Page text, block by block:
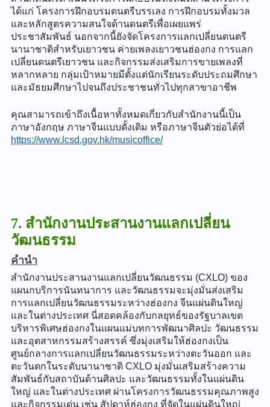
ได้แก่ โครงการฝึกอบรมดนตรีบรรเลง การฝึกอบรมทั้งมวล
และหลักสูตรความสนใจด้านดนตรีเพื่อเผยแพร่
ประชาสัมพันธ์ นอกจากนี้ยังจัดโครงการแลกเปลี่ยนดนตรี
นานาชาติสำหรับเยาวชน ค่ายเพลงเยาวชนฮ่องกง การแลก
เปลี่ยนดนตรีเยาวชน และกิจกรรมส่งเสริมการขายเพลงที่
หลากหลาย กลุ่มเป้าหมายมีตั้งแต่นักเรียนระดับประถมศึกษา
และมัธยมศึกษาไปจนถึงประชาชนทั่วไปทุกสาขาอาชีพ
คุณสามารถเข้าถึงเนื้อหาทั้งหมดเกี่ยวกับสำนักงานนี้เป็น
ภาษาอังกฤษ ภาษาจีนแบบดั้งเดิม หรือภาษาจีนตัวย่อได้ที่
https://www.lcsd.gov.hk/musicoffice/
7. สำนักงานประสานงานแลกเปลี่ยน
วัฒนธรรม
คำนำ
สำนักงานประสานงานแลกเปลี่ยนวัฒนธรรม (CXLO) ของ
แผนกบริการนันทนาการ และวัฒนธรรมจะมุ่งมั่นส่งเสริม
การแลกเปลี่ยนวัฒนธรรมระหว่างฮ่องกง จีนแผ่นดินใหญ่
และในต่างประเทศ นี่สอดคล้องกับกลยุทธ์ของรัฐบาลเขต
บริหารพิเศษฮ่องกงในแผนแม่บทการพัฒนาศิลปะ วัฒนธรรม
และอุตสาหกรรมสร้างสรรค์ ซึ่งมุ่งเสริมให้ฮ่องกงเป็น
ศูนย์กลางการแลกเปลี่ยนวัฒนธรรมระหว่างตะวันออก และ
ตะวันตกในระดับนานาชาติ CXLO มุ่งมั่นเสริมสร้างความ
สัมพันธ์กับสถาบันด้านศิลปะ และวัฒนธรรมทั้งในแผ่นดิน
ใหญ่ และในต่างประเทศ ผ่านโครงการวัฒนธรรมคุณภาพสูง
และกิจกรรมเด่น เช่น สัปดาห์ฮ่องกง ที่จัดในแผ่นดินใหญ่